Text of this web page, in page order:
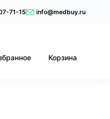
71-15 info@medbuy.ru
Корзина